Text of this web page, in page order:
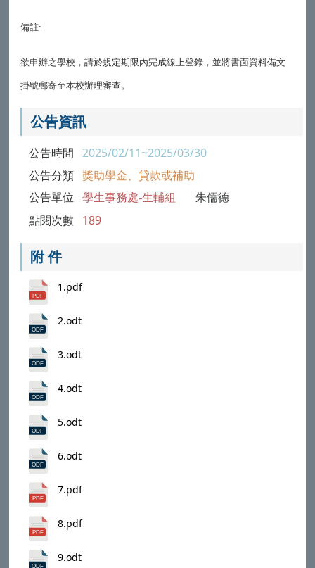
備註:
欲申辦之學校，請於規定期限內完成線上登錄，並將書面資料備文
掛號郵寄至本校辦理審查。
公告資訊
公告時間 2025/02/11~2025/03/30
公告分類 獎助學金、貸款或補助
公告單位 學生事務處-生輔組 朱儒德
點閱次數 189
附 件
1.pdf
2.odt
3.odt
4.odt
5.odt
6.odt
7.pdf
8.pdf
9.odt